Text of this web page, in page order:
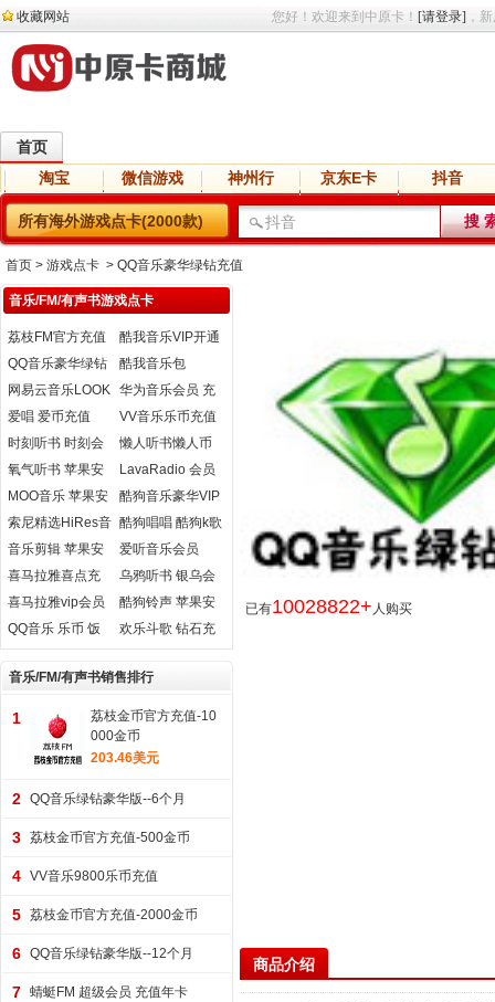
收藏网站 您好！欢迎来到中原卡！ [请登录] ，
首页
淘宝
微信游戏 神州行 京东E卡
抖音
直播
交友 语音 网盘 小说
所有海外游戏点卡(2000款)
首页 > 游戏点卡 > QQ音乐豪华绿钻充值
已有10028822+ 人购买
商品介绍
音乐/FM/有声书游戏点卡
荔枝FM官方充值
酷我音乐VIP开通
QQ音乐豪华绿钻
充值
酷我音乐包
网易云音乐LOOK
直播音符充值
华为音乐会员 充
值
爱唱 爱币充值
VV音乐乐币充值
时刻听书 时刻会
员 听书券 充值
懒人听书懒人币
充值（注意填写
氧气听书 苹果安
卓充值
LavaRadio 会员
充值
MOO音乐 苹果安
卓充值
酷狗音乐豪华VIP
官方在线直充
索尼精选HiRes音
乐 会员 专辑 购买
酷狗唱唱 酷狗k歌
唱币代充
音乐剪辑 苹果安
卓充值
爱听音乐会员
喜马拉雅喜点充
值
乌鸦听书 银乌会
员 听书券充值
喜马拉雅vip会员
官方充值
酷狗铃声 苹果安
卓充值
QQ音乐 乐币 饭
票 充值
欢乐斗歌 钻石充
值
音乐/FM/有声书销售排行
1
荔枝金币官方充值-10
000金币
203.46美元
2 QQ音乐绿钻豪华版--6个月
3 荔枝金币官方充值-500金币
4 VV音乐9800乐币充值
5 荔枝金币官方充值-2000金币
6 QQ音乐绿钻豪华版--12个月
7 蜻蜓FM 超级会员 充值年卡